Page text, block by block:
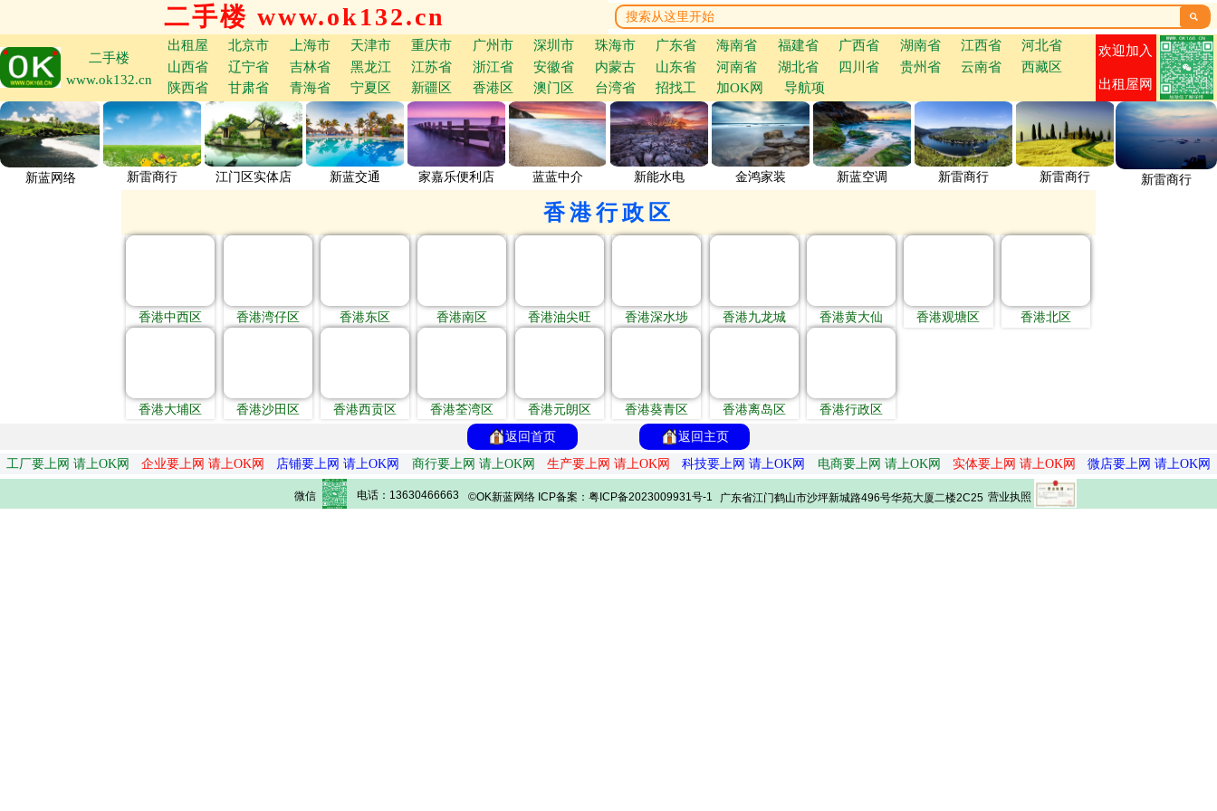
二手楼 www.ok132.cn 
二手楼
www.ok132.cn
出租屋 北京市 上海市 天津市 重庆市 广州市 深圳市 珠海市 广东省 海南省 福建省 广西省 湖南省 江西省
河北省
山西省
辽宁省 吉林省 黑龙江 江苏省 浙江省 安徽省 内蒙古 山东省 河南省 湖北省 四川省 贵州省 云南省
西藏区
陕西省
甘肃省 青海省 宁夏区 新疆区 香港区 澳门区 台湾省 招找工 加OK网 导航项
欢迎加入
出租屋网
新蓝网络 新雷商行 江门区实体店 新蓝交通 家嘉乐便利店 蓝蓝中介 新能水电 金鸿家装 新蓝空调 新雷商行 新雷商行 新雷商行
香港行政区
香港中西区 香港湾仔区 香港东区 香港南区 香港油尖旺 香港深水埗 香港九龙城 香港黄大仙 香港观塘区 香港北区
香港大埔区 香港沙田区 香港西贡区 香港荃湾区 香港元朗区 香港葵青区 香港离岛区
香港行政区
返回首页
返回主页
工厂要上网 请上OK网
企业要上网 请上OK网 店铺要上网 请上OK网 商行要上网 请上OK网 生产要上网 请上OK网 科技要上网 请上OK网 电商要上网 请上OK网 实体要上网 请上OK网 微店要上网 请上OK网
微信 电话：13630466663 ©OK新蓝网络 ICP备案：粤ICP备2023009931号-1 广东省江门鹤山市沙坪新城路496号华苑大厦二楼2C25 营业执照